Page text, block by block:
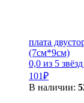
плата
(7см*9см)
0,0 из 5
101₽
В наличии: